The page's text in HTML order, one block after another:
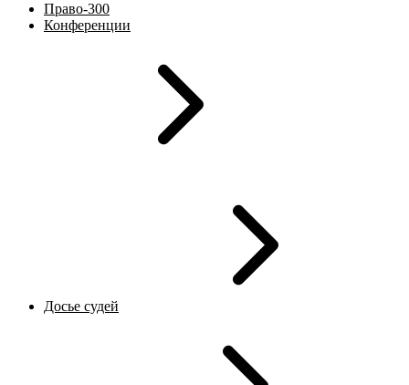
Право-300
Конференции
Досье судей